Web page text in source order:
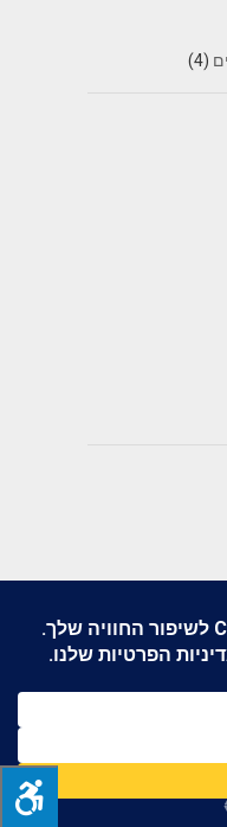
(4)
Back to Top ↑